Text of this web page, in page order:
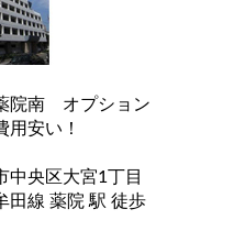
院南 オプション
用安い！
中央区大宮1丁目
薬院 駅 徒歩